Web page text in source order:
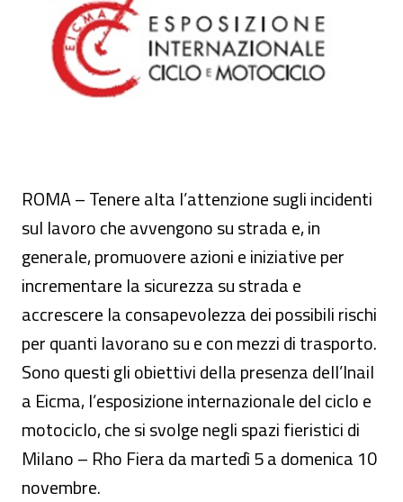
ROMA – Tenere alta l’attenzione sugli incidenti
sul lavoro che avvengono su strada e, in
generale, promuovere azioni e iniziative per
incrementare la sicurezza su strada e
accrescere la consapevolezza dei possibili rischi
per quanti lavorano su e con mezzi di trasporto.
Sono questi gli obiettivi della presenza dell’Inail
a Eicma, l’esposizione internazionale del ciclo e
motociclo, che si svolge negli spazi fieristici di
Milano – Rho Fiera da martedì 5 a domenica 10
novembre.